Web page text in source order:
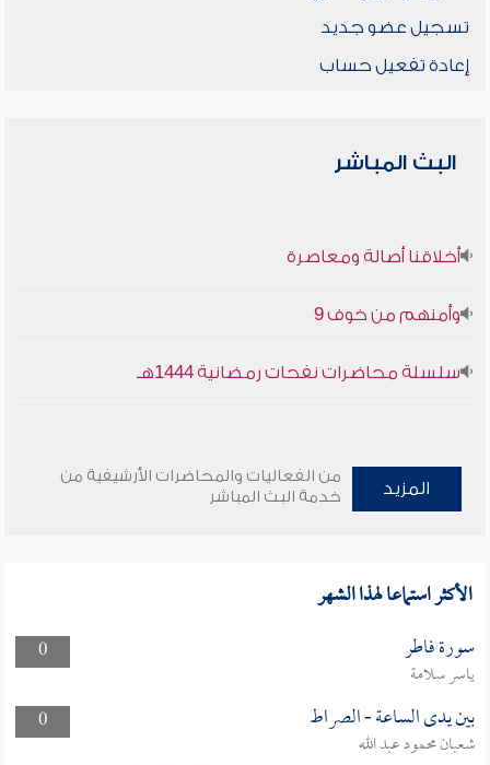
تسجيل عضو جديد
إعادة تفعيل حساب
البث المباشر
أخلاقنا أصالة ومعاصرة
وأمنهم من خوف 9
سلسلة محاضرات نفحات رمضانية 1444هـ
المزيد
من الفعاليات والمحاضرات الأرشيفية من
خدمة البث المباشر
الأكثر استماعا لهذا الشهر
0 سورة فاطر
ياسر سلامة
0
بين يدى الساعة - الصراط
شعبان محمود عبد الله